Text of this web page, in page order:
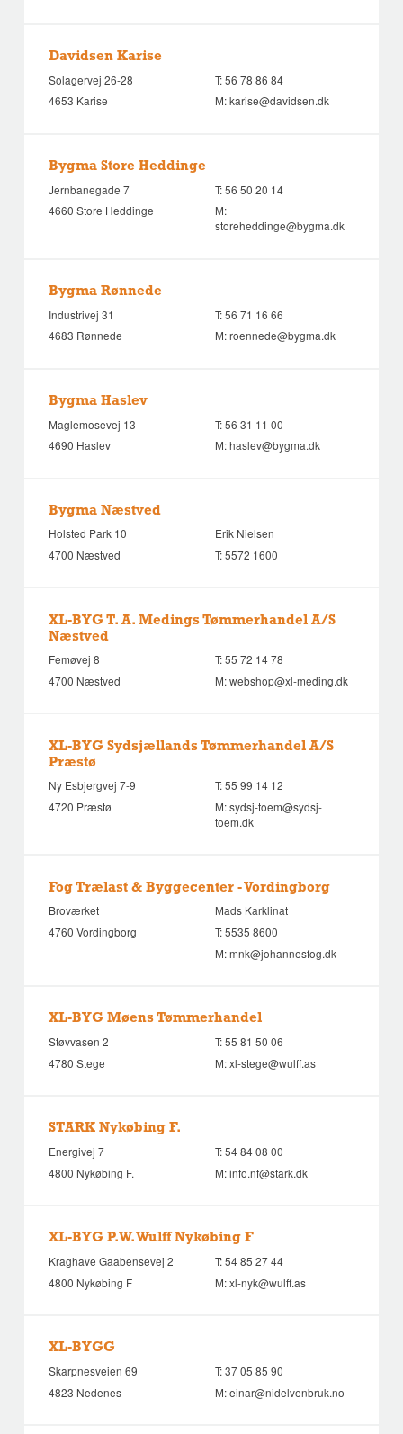
Davidsen Karise
Solagervej 26-28
4653 Karise
T:56 78 86 84
M:karise@davidsen.dk
Bygma Store Heddinge
Jernbanegade 7
4660 Store Heddinge
T:56 50 20 14
M:
storeheddinge@bygma.dk
Bygma Rønnede
Industrivej 31
4683 Rønnede
T:56 71 16 66
M:roennede@bygma.dk
Bygma Haslev
Maglemosevej 13
4690 Haslev
T:56 31 11 00
M:haslev@bygma.dk
Bygma Næstved
Holsted Park 10
4700 Næstved
Erik Nielsen
T:5572 1600
XL-BYG T. A. Medings Tømmerhandel A/S
Næstved
Femøvej 8
4700 Næstved
T:55 72 14 78
M:webshop@xl-meding.dk
XL-BYG Sydsjællands Tømmerhandel A/S
Præstø
Ny Esbjergvej 7-9
4720 Præstø
T:55 99 14 12
M:sydsj-toem@sydsj-
toem.dk
Fog Trælast & Byggecenter - Vordingborg
Broværket
4760 Vordingborg
Mads Karklinat
T:5535 8600
M:mnk@johannesfog.dk
XL-BYG Møens Tømmerhandel
Støvvasen 2
4780 Stege
T:55 81 50 06
M:xl-stege@wulff.as
STARK Nykøbing F.
Energivej 7
4800 Nykøbing F.
T:54 84 08 00
M:info.nf@stark.dk
XL-BYG P.W. Wulff Nykøbing F
Kraghave Gaabensevej 2
4800 Nykøbing F
T:54 85 27 44
M:xl-nyk@wulff.as
XL-BYGG
Skarpnesveien 69
4823 Nedenes
T:37 05 85 90
M:einar@nidelvenbruk.no